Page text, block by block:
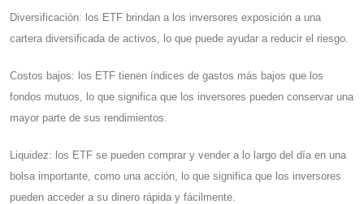
Diversificación: los ETF brindan a los inversores exposición a una
cartera diversificada de activos, lo que puede ayudar a reducir el riesgo.
Costos bajos: los ETF tienen índices de gastos más bajos que los
fondos mutuos, lo que significa que los inversores pueden conservar una
mayor parte de sus rendimientos.
Liquidez: los ETF se pueden comprar y vender a lo largo del día en una
bolsa importante, como una acción, lo que significa que los inversores
pueden acceder a su dinero rápida y fácilmente.